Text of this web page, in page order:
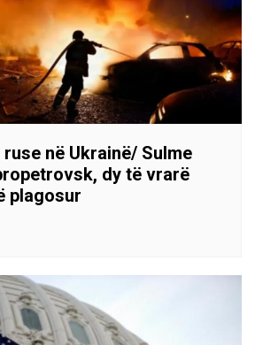
në Ukrainë/ Sulme
dy të vrarë
plagosur